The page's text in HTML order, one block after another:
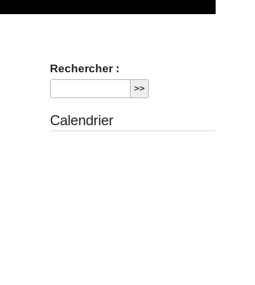
Rechercher :
Calendrier